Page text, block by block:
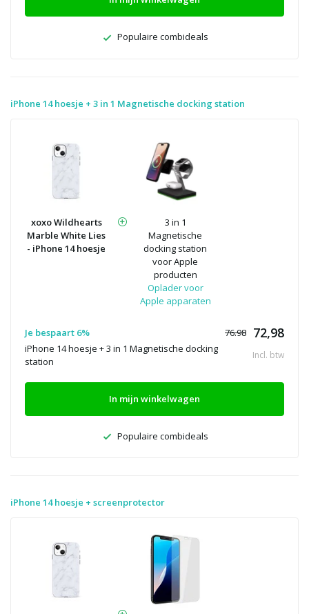
Populaire combideals
iPhone 14 hoesje + 3 in 1 Magnetische docking station
xoxo Wildhearts
Marble White Lies
- iPhone 14 hoesje
3 in 1
Magnetische
docking station
voor Apple
producten
Oplader voor
Apple apparaten
Je bespaart 6% 76.98 72,98
iPhone 14 hoesje + 3 in 1 Magnetische docking
station
Incl. btw
In mijn winkelwagen
Populaire combideals
iPhone 14 hoesje + screenprotector